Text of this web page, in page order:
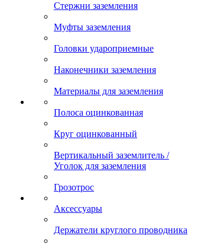
Стержни заземления
Муфты заземления
Головки удароприемные
Наконечники заземления
Материалы для заземления
Полоса оцинкованная
Круг оцинкованный
Вертикальный заземлитель /
Уголок для заземления
Грозотрос
Аксессуары
Держатели круглого проводника